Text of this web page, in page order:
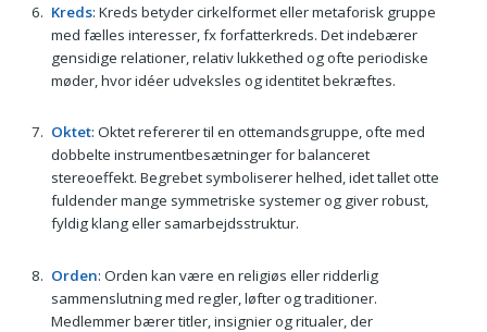
Kreds: Kreds betyder cirkelformet eller metaforisk gruppe
med fælles interesser, fx forfatterkreds. Det indebærer
gensidige relationer, relativ lukkethed og ofte periodiske
møder, hvor idéer udveksles og identitet bekræftes.
Oktet: Oktet refererer til en ottemandsgruppe, ofte med
dobbelte instrumentbesætninger for balanceret
stereoeffekt. Begrebet symboliserer helhed, idet tallet otte
fuldender mange symmetriske systemer og giver robust,
fyldig klang eller samarbejdsstruktur.
Orden: Orden kan være en religiøs eller ridderlig
sammenslutning med regler, løfter og traditioner.
Medlemmer bærer titler, insignier og ritualer, der